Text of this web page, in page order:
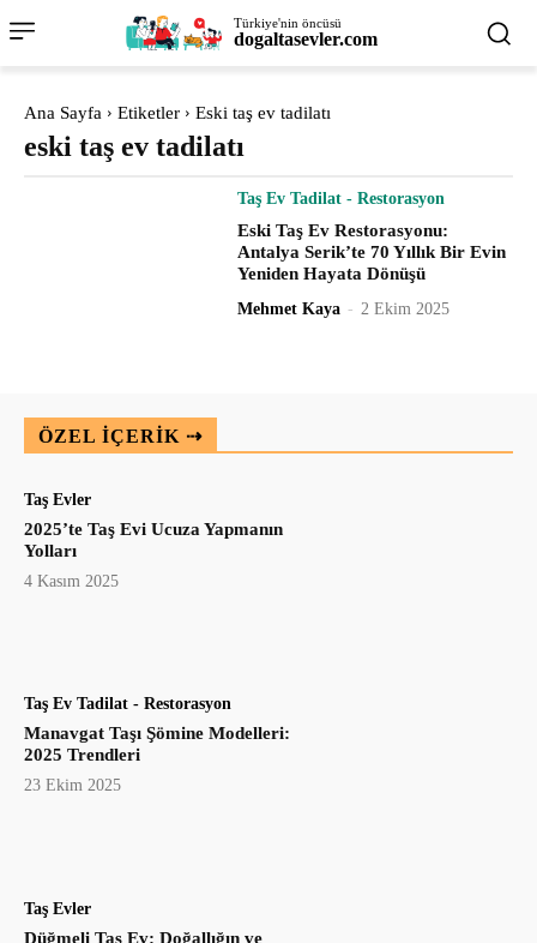
Türkiye'nin öncüsü
dogaltasevler.com
Ana Sayfa Etiketler Eski taş ev tadilatı
eski taş ev tadilatı
Taş Ev Tadilat - Restorasyon
Eski Taş Ev Restorasyonu:
Antalya Serik’te 70 Yıllık Bir Evin
Yeniden Hayata Dönüşü
Mehmet Kaya - 2 Ekim 2025
ÖZEL IÇERIK ⇢
Taş Evler
2025’te Taş Evi Ucuza Yapmanın
Yolları
4 Kasım 2025
Taş Ev Tadilat - Restorasyon
Manavgat Taşı Şömine Modelleri:
2025 Trendleri
23 Ekim 2025
Taş Evler
Düğmeli Taş Ev: Doğallığın ve